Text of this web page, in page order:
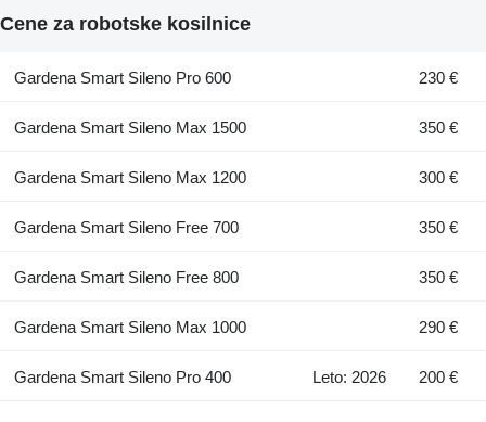
Cene za robotske kosilnice
Gardena Smart Sileno Pro 600 230 €
Gardena Smart Sileno Max 1500 350 €
Gardena Smart Sileno Max 1200 300 €
Gardena Smart Sileno Free 700 350 €
Gardena Smart Sileno Free 800 350 €
Gardena Smart Sileno Max 1000 290 €
Gardena Smart Sileno Pro 400 Leto: 2026 200 €